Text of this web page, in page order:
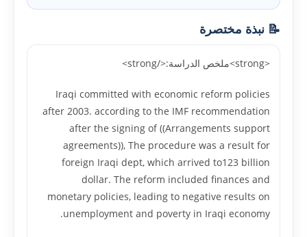
📝 نبذة مختصرة
<strong>ملخص الدراسة:</strong>
Iraqi committed with economic reform policies
after 2003. according to the IMF recommendation
after the signing of ((Arrangements support
agreements)), The procedure was a result for
foreign Iraqi dept, which arrived to123 billion
dollar. The reform included finances and
monetary policies, leading to negative results on
unemployment and poverty in Iraqi economy.